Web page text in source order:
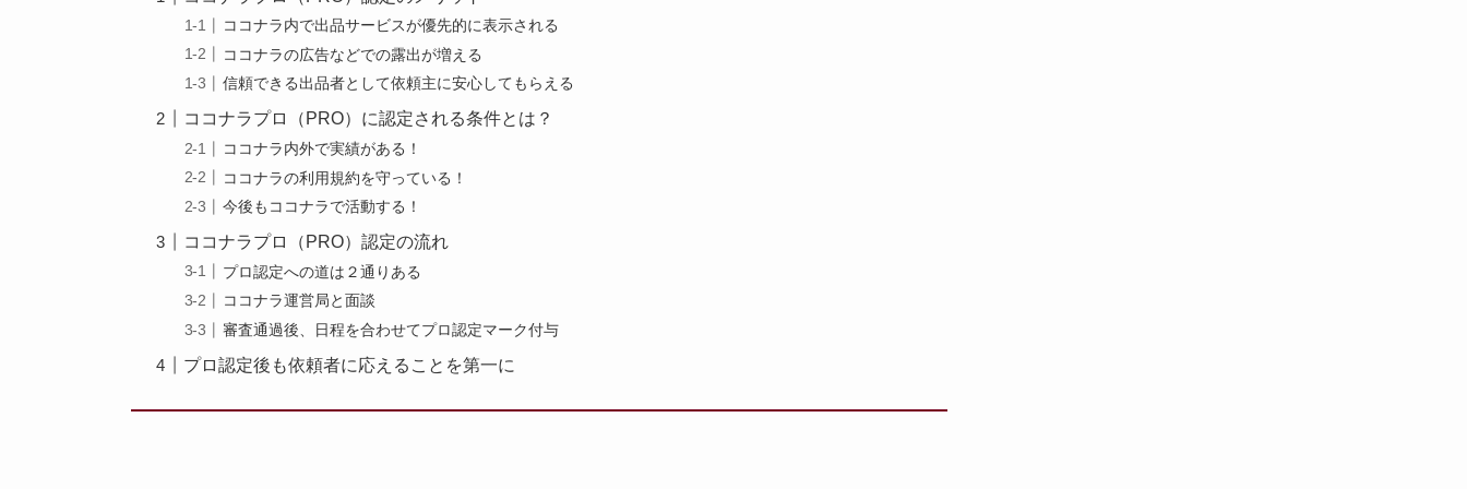
ココナラ内で出品サービスが優先的に表示される
ココナラの広告などでの露出が増える
信頼できる出品者として依頼主に安心してもらえる
ココナラプロ（PRO）に認定される条件とは？
ココナラ内外で実績がある！
ココナラの利用規約を守っている！
今後もココナラで活動する！
ココナラプロ（PRO）認定の流れ
プロ認定への道は２通りある
ココナラ運営局と面談
審査通過後、日程を合わせてプロ認定マーク付与
プロ認定後も依頼者に応えることを第一に